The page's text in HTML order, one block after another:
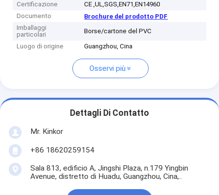
Certificazione
CE ,UL,SGS,EN71,EN14960
Documento
Brochure del prodotto PDF
Imballaggi
particolari
Borse/cartone del PVC
Luogo di origine Guangzhou, Cina
Osservi più
Dettagli Di Contatto
Mr. Kinkor
+86 18620259154
Sala 813, edificio A, Jingshi Plaza, n.179 Yingbin
Avenue, distretto di Huadu, Guangzhou, Cina,..